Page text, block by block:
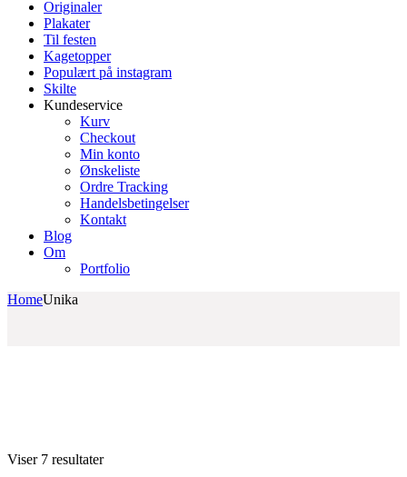
Originaler
Plakater
Til festen
Kagetopper
Populært på instagram
Skilte
Kundeservice
Kurv
Checkout
Min konto
Ønskeliste
Ordre Tracking
Handelsbetingelser
Kontakt
Blog
Om
Portfolio
HomeUnika
Viser 7 resultaterSorteret